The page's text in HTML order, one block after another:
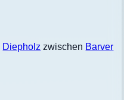
Diepholz zwischen Barver